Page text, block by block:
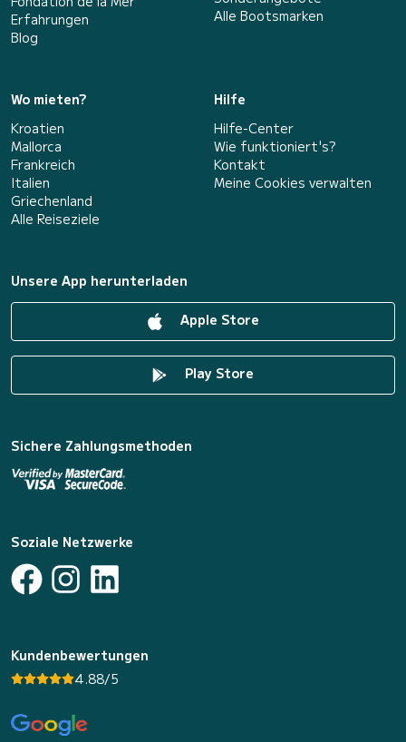
Erfahrungen
Blog
Alle Bootsmarken
Wo mieten?
Kroatien
Mallorca
Frankreich
Italien
Griechenland
Alle Reiseziele
Hilfe
Hilfe-Center
Wie funktioniert's?
Kontakt
Meine Cookies verwalten
Unsere App herunterladen
Apple Store
Play Store
Sichere Zahlungsmethoden
Soziale Netzwerke
Kundenbewertungen
4.88/5